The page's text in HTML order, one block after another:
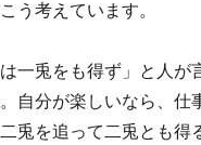
う考えています。
は一兎をも得ず」と人
自分が楽しいなら、
兎を追って二兎とも得